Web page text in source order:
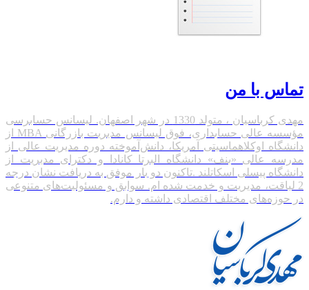
تماس با من
مهدی کرباسیان ، متولد 1330 در شهر اصفهان. لیسانس حسابرسی
مؤسسه عالی حسابداری، فوق لیسانس مدیریت بازرگانی MBA
از
دانشگاه اوکلاهماسیتی آمریکا، دانش‌آموخته دوره مدیریت عالی از
مدرسه عالی «بنف» دانشگاه البرتا کانادا و دکترای مدیریت از
دانشگاه پیسلی اسکاتلند .تاکنون دو بار موفق به دریافت نشان درجه
2 لیاقت، مدیریت و خدمت شده ام. سوابق و مسئولیت‌های متنوعی
در حوزه‌های مختلف اقتصادی داشته و دارم.